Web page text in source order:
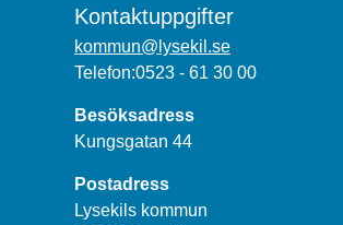
Kontaktuppgifter
kommun@lysekil.se
Telefon:0523 - 61 30 00
Besöksadress
Kungsgatan 44
Postadress
Lysekils kommun